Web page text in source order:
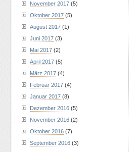
November 2017 (5)
Oktober 2017 (5)
August 2017 (1)
Juni 2017 (3)
Mai 2017 (2)
April 2017 (5)
März 2017 (4)
Februar 2017 (4)
Januar 2017 (8)
Dezember 2016 (5)
November 2016 (2)
Oktober 2016 (7)
September 2016 (3)